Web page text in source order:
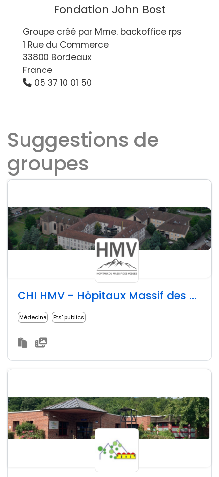
Fondation John Bost
Groupe créé par Mme. backoffice rps
1 Rue du Commerce
33800 Bordeaux
France
05 37 10 01 50
Suggestions de
groupes
CHI HMV - Hôpitaux Massif des Vosges
Médecine Ets' publics